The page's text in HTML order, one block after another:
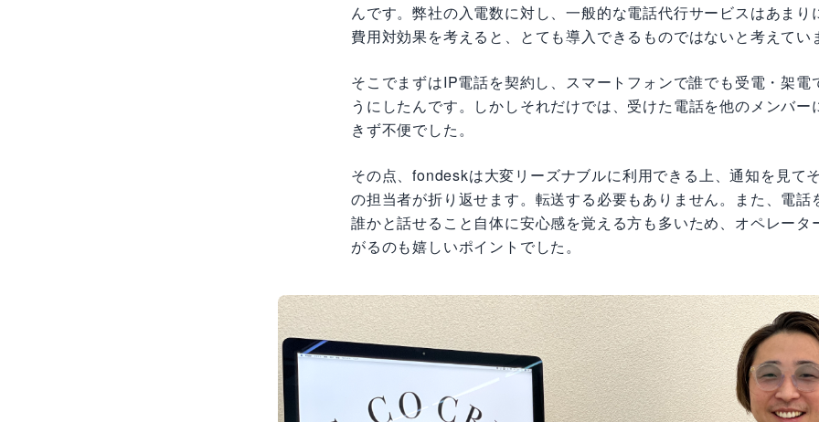
んです。弊社の入電数に対し、一般的な電話代行サービスはあまり
費用対効果を考えると、とても導入できるものではないと考えてい
そこでまずはIP電話を契約し、スマートフォンで誰でも受電・架電
うにしたんです。しかしそれだけでは、受けた電話を他のメンバー
きず不便でした。
その点、fondeskは大変リーズナブルに利用できる上、通知を見て
の担当者が折り返せます。転送する必要もありません。また、電話
誰かと話せること自体に安心感を覚える方も多いため、オペレータ
がるのも嬉しいポイントでした。